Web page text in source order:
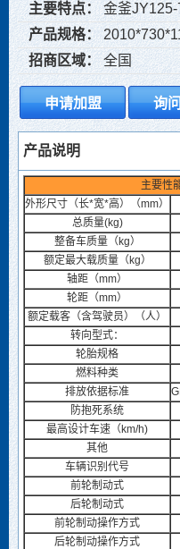
主要特点：
金釜
产品规格：
招商区域： 全国
产品说明
主要性
外形尺寸（长*宽*高）（mm）
总质量(kg)
整备车质量（kg）
额定最大载质量（kg）
轴距（mm）
轮距（mm）
额定载客（含驾驶员）（人）
转向型式：
轮胎规格
燃料种类
排放依据标准
防抱死系统
最高设计车速（km/h)
其他
车辆识别代号
前轮制动式
后轮制动式
前轮制动操作方式
后轮制动操作方式